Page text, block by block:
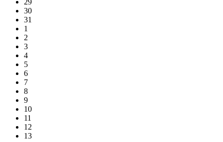
30
31
1
2
3
4
5
6
7
8
9
10
11
12
13